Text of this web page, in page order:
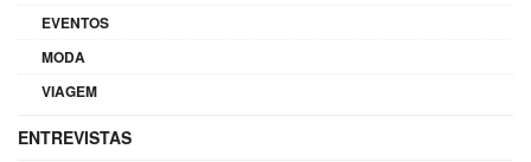
EVENTOS
MODA
VIAGEM
ENTREVISTAS